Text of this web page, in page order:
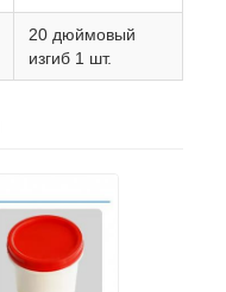
20 дюймовый
изгиб 1 шт.